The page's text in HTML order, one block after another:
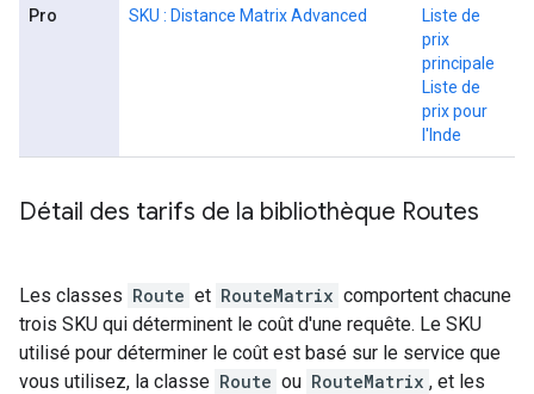
Pro SKU : Distance Matrix Advanced
Liste de
prix
principale
Liste de
prix pour
l'Inde
Détail des tarifs de la bibliothèque Routes
Les classes Route et RouteMatrix comportent chacune
trois SKU qui déterminent le coût d'une requête. Le SKU
utilisé pour déterminer le coût est basé sur le service que
vous utilisez, la classe Route ou RouteMatrix , et les